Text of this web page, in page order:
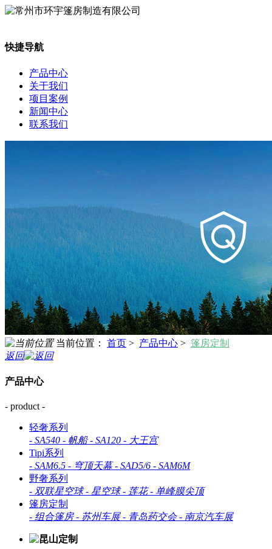
快捷导航
产品中心
关于我们
项目案例
新闻中心
联系我们
当前位置： 首页 > 产品中心 > 篷房定制
返回
产品中心
- product -
轻奢系列
- SA540 - 帆船 - SA120 - 大王宫
Tipi系列
- SAM6.5 - 穹顶天幕 - SAD5/6 - SAM6M
野奢系列
- 双联星空球 - 星空球 - 莲花 - 单峰膜尖顶
篷房定制
- 组合篷房 - 苏州车展 - 青岛药交会 - 南京汽车展